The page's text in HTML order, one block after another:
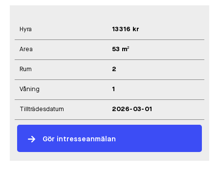
Hyra 13316 kr
Area 53 m²
Rum 2
Våning 1
Tillträdesdatum 2026-03-01
Gör intresseanmälan